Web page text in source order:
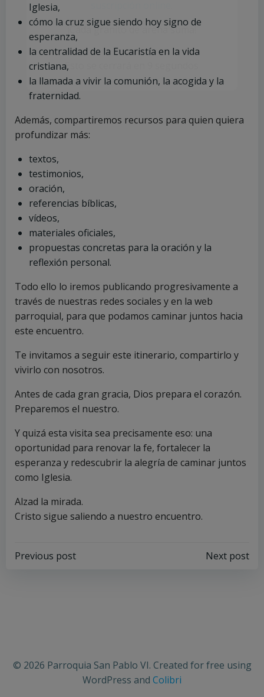
Iglesia,
cómo la cruz sigue siendo hoy signo de
esperanza,
la centralidad de la Eucaristía en la vida
cristiana,
la llamada a vivir la comunión, la acogida y la
fraternidad.
Además, compartiremos recursos para quien quiera
profundizar más:
textos,
testimonios,
oración,
referencias bíblicas,
vídeos,
materiales oficiales,
propuestas concretas para la oración y la
reflexión personal.
Todo ello lo iremos publicando progresivamente a
través de nuestras redes sociales y en la web
parroquial, para que podamos caminar juntos hacia
este encuentro.
Te invitamos a seguir este itinerario, compartirlo y
vivirlo con nosotros.
Antes de cada gran gracia, Dios prepara el corazón.
Preparemos el nuestro.
Y quizá esta visita sea precisamente eso: una
oportunidad para renovar la fe, fortalecer la
esperanza y redescubrir la alegría de caminar juntos
como Iglesia.
Alzad la mirada.
Cristo sigue saliendo a nuestro encuentro.
Navegación
Previous post
Navegación
Next post
© 2026 Parroquia San Pablo VI. Created for free using
WordPress and Colibri
¡Cada granito de arena suma!
Esto se cerrará en